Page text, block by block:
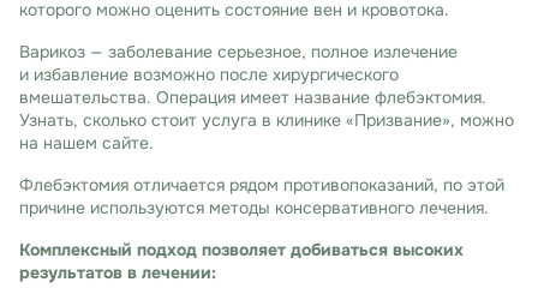
которого можно оценить состояние вен и кровотока.
Варикоз — заболевание серьезное, полное излечение
и избавление возможно после хирургического
вмешательства. Операция имеет название флебэктомия.
Узнать, сколько стоит услуга в клинике «Призвание», можно
на нашем сайте.
Флебэктомия отличается рядом противопоказаний, по этой
причине используются методы консервативного лечения.
Комплексный подход позволяет добиваться высоких
результатов в лечении: